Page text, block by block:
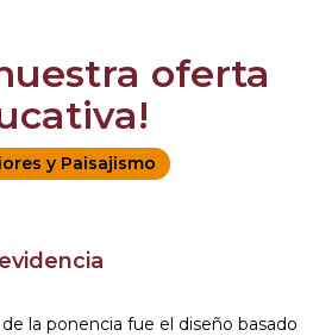
oferta
y Paisajismo
la ponencia fue el diseño basado